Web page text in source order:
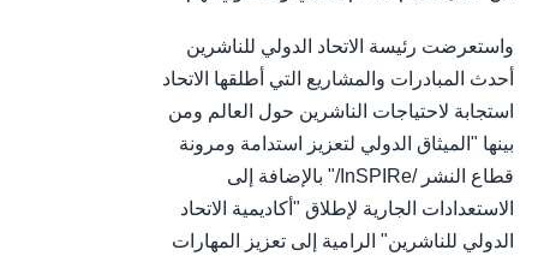
واستعرضت رئيسة الاتحاد الدولي للناشرين
أحدث المبادرات والمشاريع التي أطلقها الاتحاد
استجابة لاحتياجات الناشرين حول العالم ومن
بينها "الميثاق الدولي لتعزيز استدامة ومرونة
قطاع النشر /InSPIRe/" بالإضافة إلى
الاستعدادات الجارية لإطلاق "أكاديمية الاتحاد
الدولي للناشرين" الرامية إلى تعزيز المهارات